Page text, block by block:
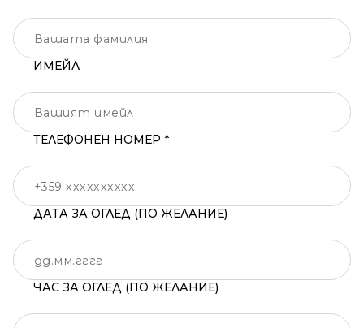
ИМЕЙЛ
ТЕЛЕФОНЕН НОМЕР *
ДАТА ЗА ОГЛЕД (ПО ЖЕЛАНИЕ)
ЧАС ЗА ОГЛЕД (ПО ЖЕЛАНИЕ)